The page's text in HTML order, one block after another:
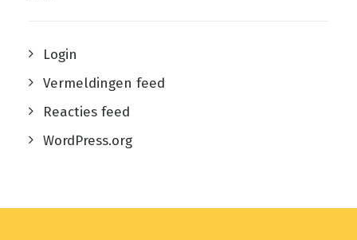
Login
Vermeldingen feed
Reacties feed
WordPress.org